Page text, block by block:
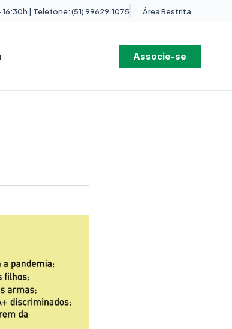
| Telefone: (51) 99629.1075 Área Restrita
Associe-se